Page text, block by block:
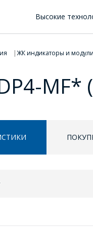
Высокие
ЖК индикаторы и модули